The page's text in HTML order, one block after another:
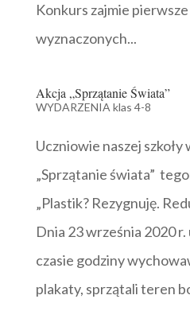
Konkurs zajmie
wyznaczonych...
Akcja „Sprzątanie Świata”
WYDARZENIA klas 4-8
Uczniowie naszej szkoły
„Sprzątanie świata”
„Plastik? Rezygnuję.
Dnia 23 września 2020
czasie godziny
plakaty, sprzątali teren